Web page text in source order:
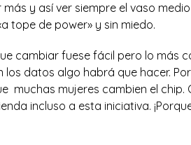
y así ver siempre el vaso
tope de power» y sin miedo.
cambiar fuese fácil pero lo más
datos algo habrá que hacer.
muchas mujeres cambien el chip.
incluso a esta iniciativa.